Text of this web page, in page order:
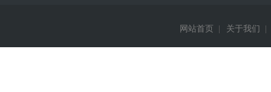
网站首页 关于我们